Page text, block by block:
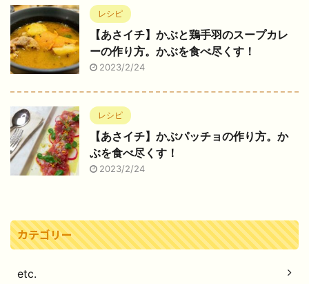
レシピ
【あさイチ】かぶと鶏手羽のスープカレ
ーの作り方。かぶを食べ尽くす！
2023/2/24
レシピ
【あさイチ】かぶパッチョの作り方。か
ぶを食べ尽くす！
2023/2/24
カテゴリー
etc.